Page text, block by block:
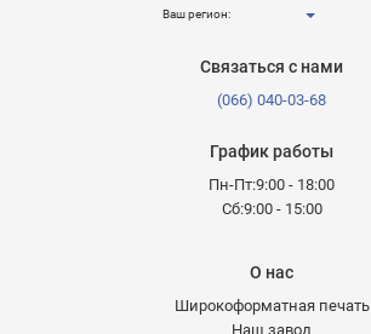
Ваш регион:
Связаться с нами
(066) 040-03-68
График работы
Пн-Пт:9:00 - 18:00
Сб:9:00 - 15:00
О нас
Широкоформатная печать
Наш завод